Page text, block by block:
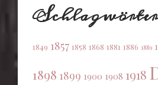
Schlagwörter
1849 1857 1858 1868 1881 1886 1889
1898 1899 1900 1908 1918